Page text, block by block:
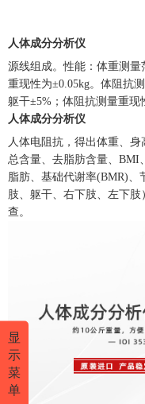
人体成分分析仪
源线组成。性能：体重测量
重现性为±0.05kg。体阻抗
躯干±5%；体阻抗测量重现
人体成分分析仪
人体电阻抗，得出体重、
总含量、去脂肪含量、BMI
脂肪、基础代谢率(BMR)、
肢、躯干、右下肢、左下
查。
显
示
菜
单